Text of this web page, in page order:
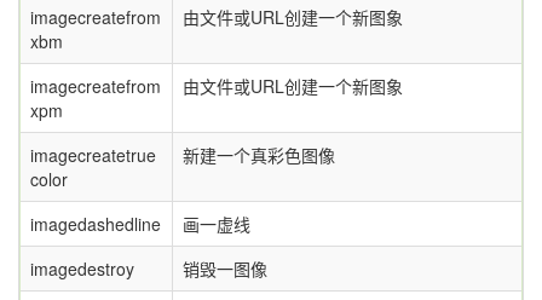
imagecreatefrom
xbm
由文件或URL创建一个新图象
imagecreatefrom
xpm
由文件或URL创建一个新图象
imagecreatetrue
color
新建一个真彩色图像
imagedashedline
画一虚线
imagedestroy
销毁一图像